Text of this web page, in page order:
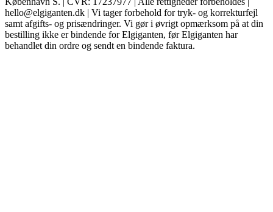
hello@elgiganten.dk | Vi tager forbehold for tryk- og korrekturfejl
samt afgifts- og prisændringer. Vi gør i øvrigt opmærksom på at din
bestilling ikke er bindende for Elgiganten, før Elgiganten har
behandlet din ordre og sendt en bindende faktura.